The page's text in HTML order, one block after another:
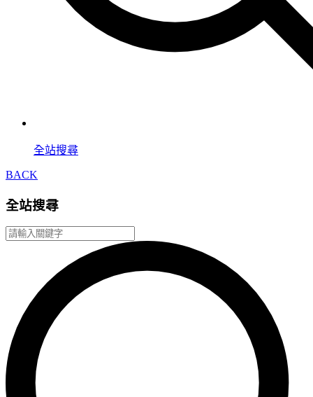
全站搜尋
BACK
全站搜尋